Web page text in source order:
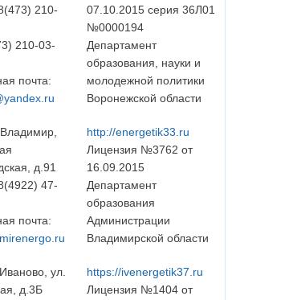
210-
210-03-
почта:
07.10.2015 серия 36Л01
№0000194
Департамент
образования, науки и
молодежной политики
Воронежской области
д.91
47‐
почта:
http://energetik33.ru
Лицензия №3762 от
16.09.2015
Департамент
образования
Администрации
Владимирской области
ул.
д.3Б
https://ivenergetik37.ru
Лицензия №1404 от